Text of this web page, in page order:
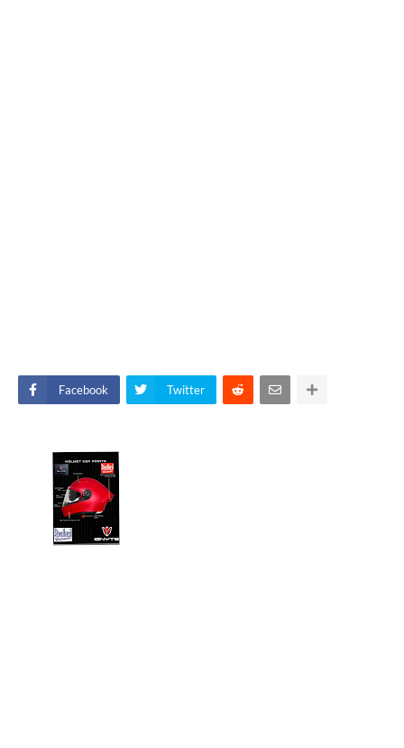
Facebook Twitter